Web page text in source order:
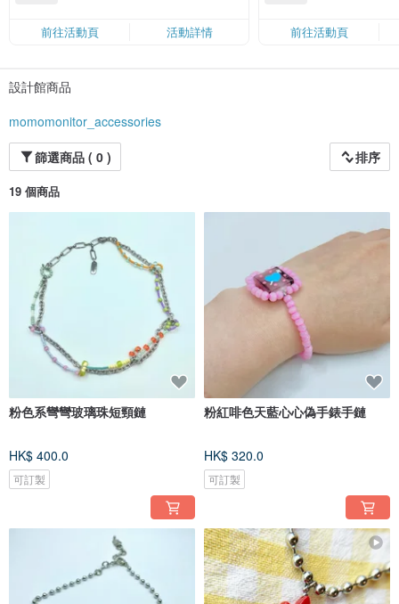
卡」結帳）
前往活動頁 活動詳情
前往活動頁
設計館商品
momomonitor_accessories
篩選商品 ( 0 )
排序
19 個商品
粉色系彎彎玻璃珠短頸鏈
HK$ 400.0
可訂製
粉紅啡色天藍心心偽手錶手鏈
HK$ 320.0
可訂製